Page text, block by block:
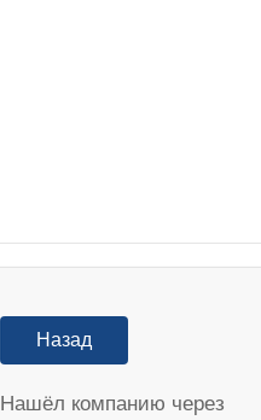
Назад
Нашёл компанию через